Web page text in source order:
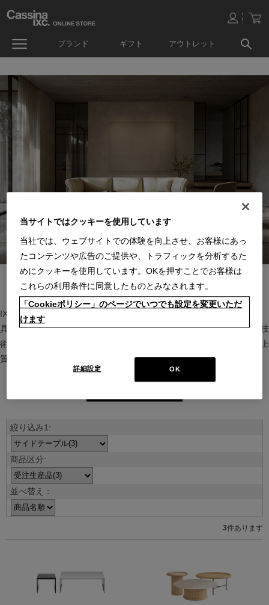
ブランド ギフト アウトレット
IXC（イクスシー）は、”Emotional Minimalism”を掲げるグローバル家
具ブランド。ヨーロッパの家具文化と日本の美意識を融合し、素材や技
術を活かした持続可能で洗練されたインテリアを提案。長く愛される上
質な暮らしを届けます。
並べ替え：
3件あります
当サイトではクッキーを使用しています
当社では、ウェブサイトでの体験を向上させ、お客様にあっ
たコンテンツや広告のご提供や、トラフィックを分析するた
めにクッキーを使用しています。OKを押すことでお客様は
これらの利用条件に同意したものとみなされます。
「Cookieポリシー」のページでいつでも設定を変更いただ
けます
OK
詳細設定